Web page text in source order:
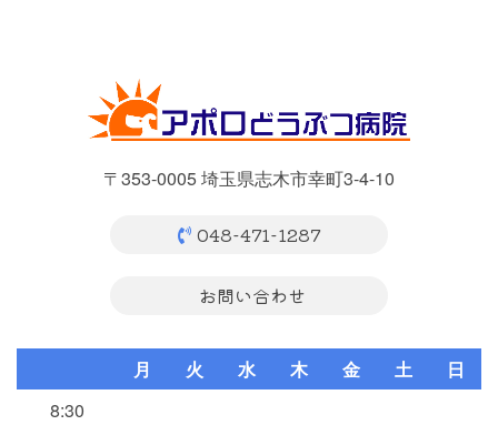
〒353-0005 埼玉県志木市幸町3-4-10
048-471-1287
お問い合わせ
月 火 水 木 金 土
日
8:30